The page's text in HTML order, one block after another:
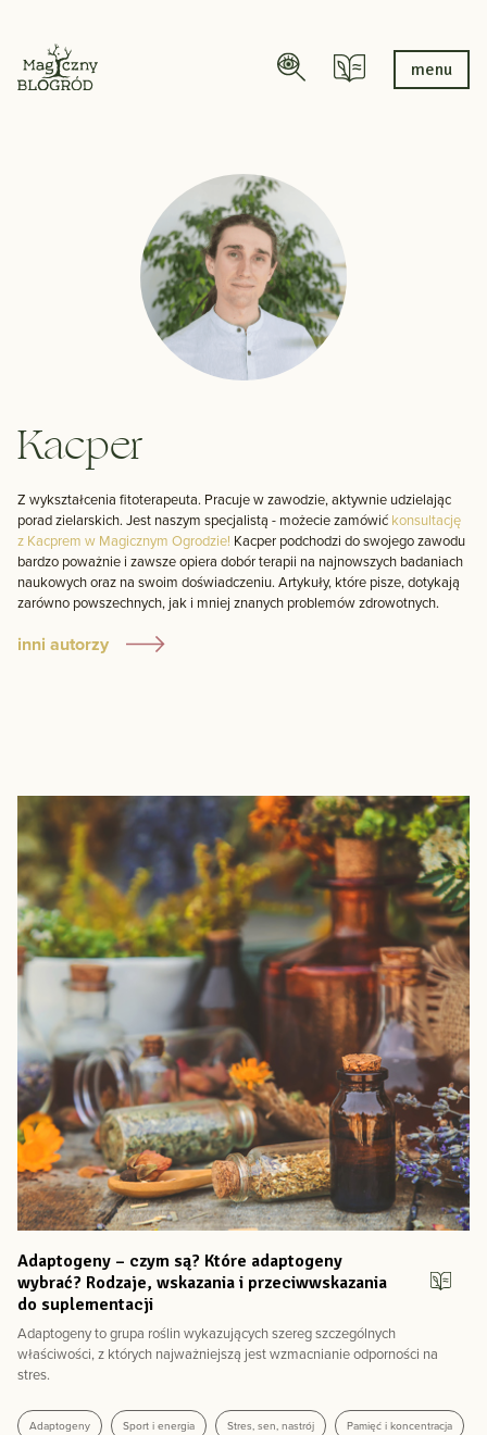
menu
Kacper
Z wykształcenia fitoterapeuta. Pracuje w zawodzie, aktywnie udzielając
porad zielarskich. Jest naszym specjalistą - możecie zamówić konsultację
z Kacprem w Magicznym Ogrodzie! Kacper podchodzi do swojego zawodu
bardzo poważnie i zawsze opiera dobór terapii na najnowszych badaniach
naukowych oraz na swoim doświadczeniu. Artykuły, które pisze, dotykają
zarówno powszechnych, jak i mniej znanych problemów zdrowotnych.
inni autorzy
Adaptogeny – czym są? Które adaptogeny
wybrać? Rodzaje, wskazania i przeciwwskazania
do suplementacji
Adaptogeny to grupa roślin wykazujących szereg szczególnych
właściwości, z których najważniejszą jest wzmacnianie odporności na
stres.
Adaptogeny Sport i energia Stres, sen, nastrój Pamięć i koncentracja